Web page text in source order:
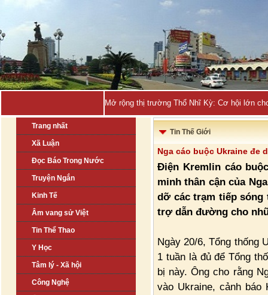
Quảng Nin_
Trang nhất
Xã Luận
Đọc Báo Trong Nước
Truyện Ngắn
Kinh Tế
Âm vang sử Việt
Tin Thể Thao
Y Học
Tâm lý - Xã hội
Công Nghệ
Tin Thế Giới
Nga cáo buộc Ukraine đe
Điện Kremlin cáo
minh thân cận của
dỡ các trạm tiếp sóng
trợ dẫn đường cho
Ngày 20/6, Tổng thống
1 tuần là đủ để Tổng
bị này. Ông cho rằng
vào Ukraine, cảnh báo